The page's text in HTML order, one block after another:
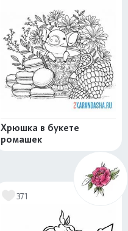
Хрюшка в букете
ромашек
371